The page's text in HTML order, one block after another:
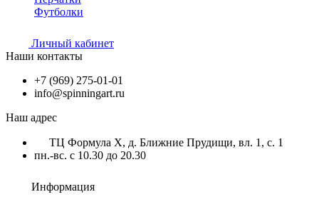
Футболки
Личный кабинет
Наши контакты
+7 (969) 275-01-01
info@spinningart.ru
Наш адрес
ТЦ Формула X, д. Ближние Прудищи, вл. 1, с. 1
пн.-вс. с 10.30 до 20.30
Информация